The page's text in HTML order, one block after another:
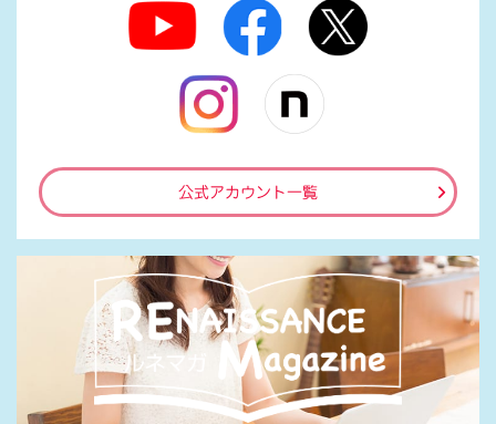
公式アカウント一覧